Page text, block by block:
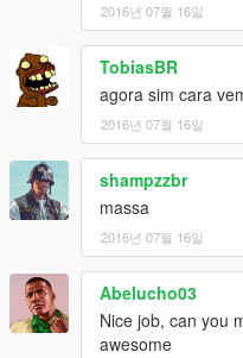
2016년 07월 16일
TobiasBR
agora sim cara
2016년 07월 16일
shampzzbr
massa
2016년 07월 16일
Abelucho03
Nice job, can you
awesome